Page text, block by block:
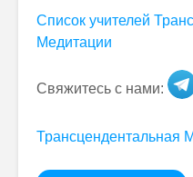
Список учителей
Медитации
Свяжитесь с нами:
Трансцендентальная